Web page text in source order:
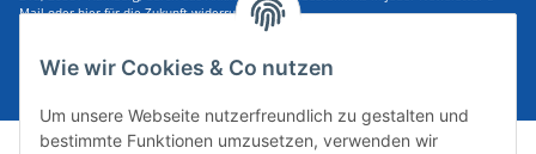
Wie wir Cookies & Co nutzen
Um unsere Webseite nutzerfreundlich zu gestalten und
bestimmte Funktionen umzusetzen, verwenden wir
Mail oder hier für die Zukunft widerrufen kann.